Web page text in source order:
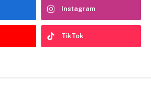
Instagram
TikTok